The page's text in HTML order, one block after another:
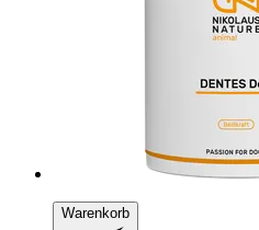
Warenkorb